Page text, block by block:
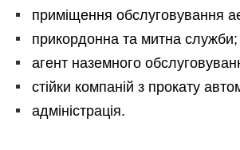
приміщення обслуговування
прикордонна та митна служби;
агент наземного
стійки компаній з прокату
адміністрація.